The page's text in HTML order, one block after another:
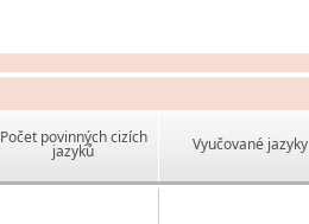
Počet povinných cizích
jazyků Vyučované jazyky